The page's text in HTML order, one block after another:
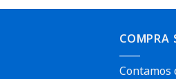
COMPRA
Contamos